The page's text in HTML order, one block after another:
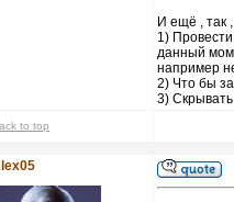
И ещё , так
1)
данный
например
2) Что бы
3)
to top